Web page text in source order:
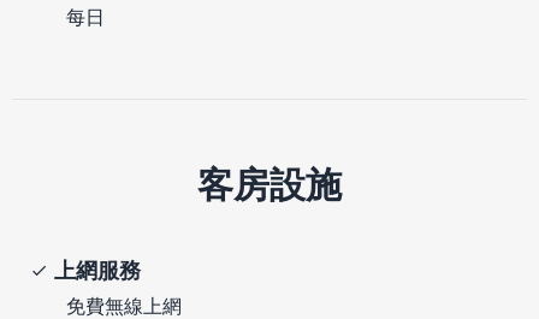
每日
客房設施
上網服務
免費無線上網